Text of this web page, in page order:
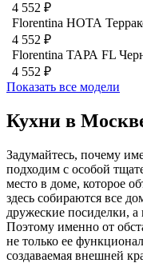
4 552 ₽
Florentina НОТА
4 552 ₽
Florentina ТАРА FL
4 552 ₽
Показать все модели
Кухни в
Задумайтесь, почему
подходим с особой
место в доме, которое
здесь собираются все
дружеские посиделки,
Поэтому именно от
не только ее
создаваемая внешней